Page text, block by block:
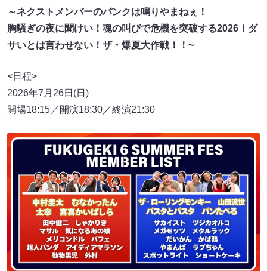
～ネクストメンバーのパンクは鳴りやまねぇ！
胸騒ぎの夜に聞けい！魂の叫びで危機を突破する2026！ダ
サいとは言わせない！ザ・爆夏大作戦！！~
<日程>
2026年7月26日(日)
開場18:15／開演18:30／終演21:30